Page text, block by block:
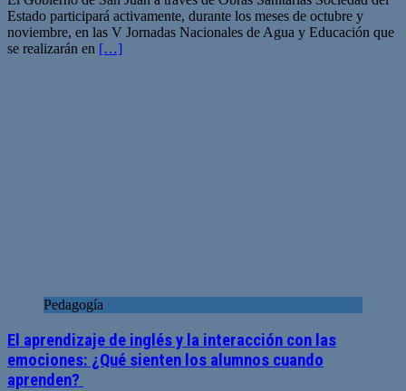
Estado participará activamente, durante los meses de octubre y
noviembre, en las V Jornadas Nacionales de Agua y Educación que
se realizarán en […]
Pedagogía
El aprendizaje de inglés y la interacción con las
emociones: ¿Qué sienten los alumnos cuando
aprenden?